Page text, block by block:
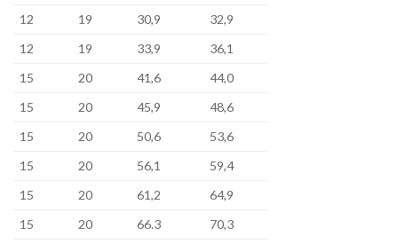
12
19 30,9
32,9
12
19 33,9
36,1
15
20 41,6
44,0
15
20 45,9
48,6
15
20 50,6
53,6
15
20 56,1
59,4
15
20 61,2
64,9
15
20 66.3
70,3